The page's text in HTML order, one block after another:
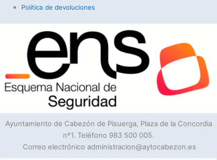
Política de devoluciones
Ayuntamiento de Cabezón de Pisuerga, Plaza de la Concordia
nº1. Teléfono 983 500 005.
Correo electrónico administracion@aytocabezon.es